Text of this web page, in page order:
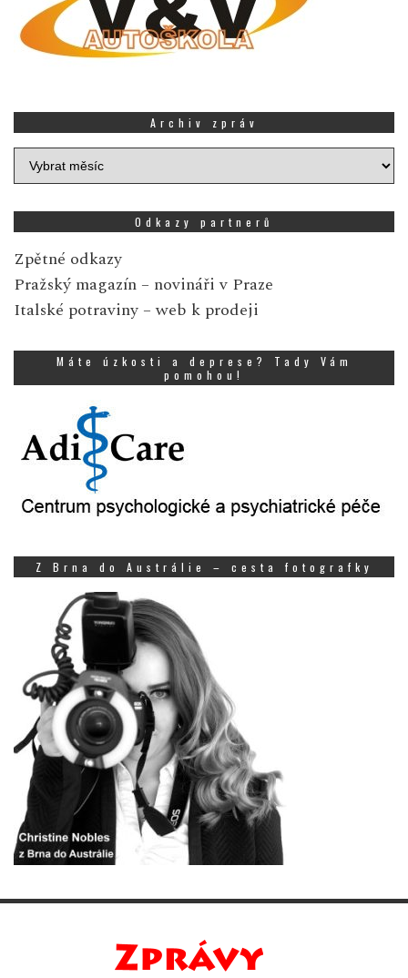
Archiv zpráv
Archiv
zpráv
Odkazy partnerů
Zpětné odkazy
Pražský magazín – novináři v Praze
Italské potraviny – web k prodeji
Máte úzkosti a deprese? Tady Vám
pomohou!
Z Brna do Austrálie – cesta fotografky